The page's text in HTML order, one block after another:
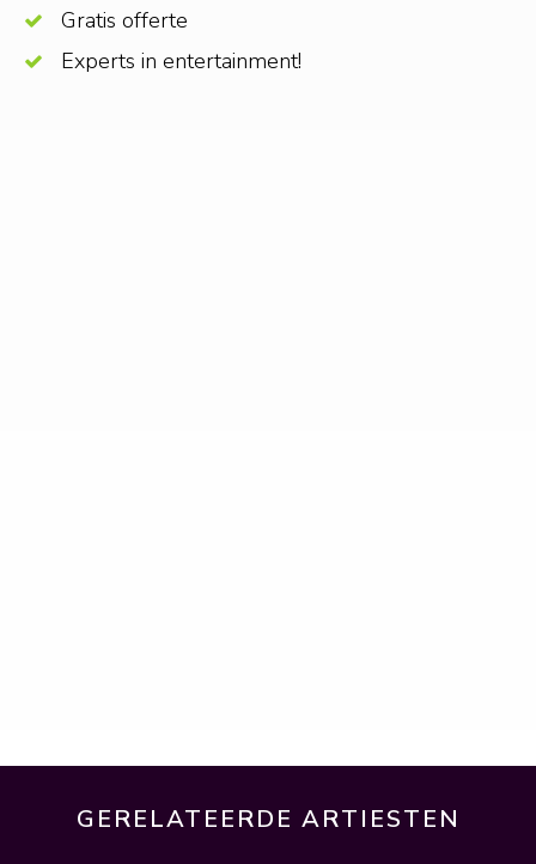
Gratis offerte
Experts in entertainment!
GERELATEERDE ARTIESTEN